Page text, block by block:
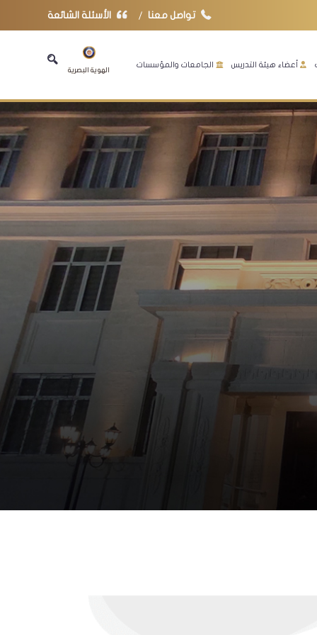
تواصل معنا الأسئلة الشائعة
أعضاء هيئة التدريس الجامعات والمؤسسات
الهوية البصرية